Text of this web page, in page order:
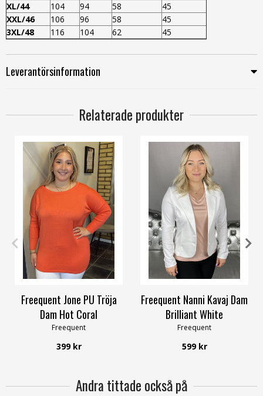
XL/44
104 94 58
45
XXL/46
106 96 58
45
3XL/48
116 104 62 45
Leverantörsinformation
Relaterade produkter
XL
Freequent Jone PU Tröja
Dam Hot Coral
Freequent
399 kr
XS S M L XL XXL
Freequent Nanni Kavaj Dam
Brilliant White
Freequent
599 kr
Andra tittade också på